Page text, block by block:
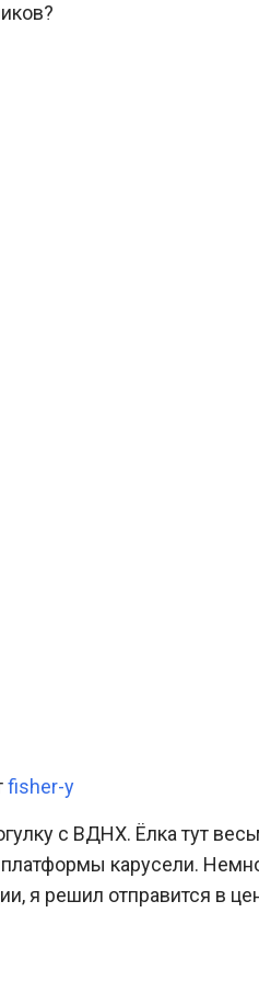
fisher-y
с ВДНХ. Ёлка тут
карусели.
я решил отправится в